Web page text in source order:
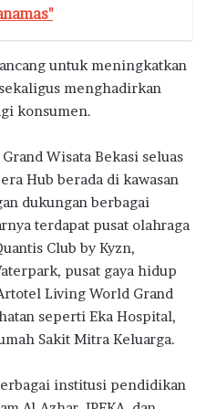
untuk meningkatkan
menghadirkan
konsumen.
Grand Wisata Bekasi seluas
Hub berada di kawasan
dukungan berbagai
terdapat pusat olahraga
Club by Kyzn,
pusat gaya hidup
Living World Grand
seperti Eka Hospital,
Sakit Mitra Keluarga.
institusi pendidikan